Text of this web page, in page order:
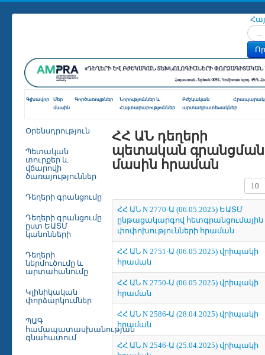
Գլխավոր
Մեր
մասին
Գործառույթներ
Նորություններ և
Հայտարարություններ
Բժշկական
արտադրատեսակներ
Օրենսդրություն
Պետական
տուրքեր և
վճարովի
ծառայություններ
Դեղերի գրանցումը
Դեղերի գրանցումը
ըստ ԵԱՏՄ
կանոնների
Դեղերի
ներմուծումը և
արտահանումը
Կլինիկական
փորձարկումներ
ՊԱԳ
համապատասխանության
գնահատում
ՀՀ ԱՆ դեղերի
պետական գրանցման
մասին հրաման
ՀՀ ԱՆ N 2770-Ա (06.05.2025) ԵԱՏՄ
ընթացակարգով հետգրանցումային
փոփոխությունների հրաման
ՀՀ ԱՆ N 2751-Ա (06.05.2025) վրիպակի
հրաման
ՀՀ ԱՆ N 2750-Ա (06.05.2025) վրիպակի
հրաման
ՀՀ ԱՆ N 2586-Ա (28.04.2025) վրիպակի
հրաման
ՀՀ ԱՆ N 2546-Ա (25.04.2025) վրիպակի